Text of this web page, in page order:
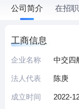
公司简介 在招
工商信息
企业名称 中交四
法人代表 陈庚
成立时间 2022-